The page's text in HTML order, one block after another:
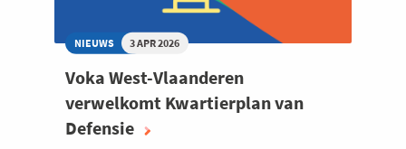
NIEUWS 3 APR 2026
Voka West-Vlaanderen
verwelkomt Kwartierplan van
Defensie